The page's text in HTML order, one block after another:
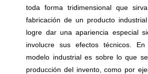
toda forma tridimensional que
fabricación de un producto
logre dar una apariencia especial
involucre sus efectos técnicos.
modelo industrial es sobre lo que
producción del invento, como por